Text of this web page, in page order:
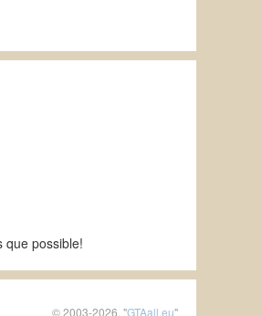
que possible!
© 2003-2026, "GTAall.eu"